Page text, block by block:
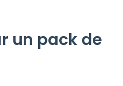
un pack de